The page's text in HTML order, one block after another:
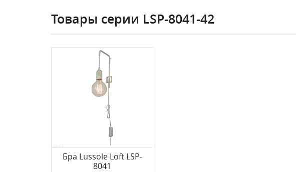
Товары серии LSP-8041-42
Бра Lussole Loft LSP-
8041